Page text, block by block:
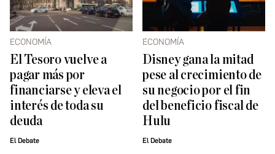
ECONOMÍA
El Tesoro vuelve a
pagar más por
financiarse y eleva el
interés de toda su
deuda
El Debate
ECONOMÍA
Disney gana la mitad
pese al crecimiento de
su negocio por el fin
del beneficio fiscal de
Hulu
El Debate